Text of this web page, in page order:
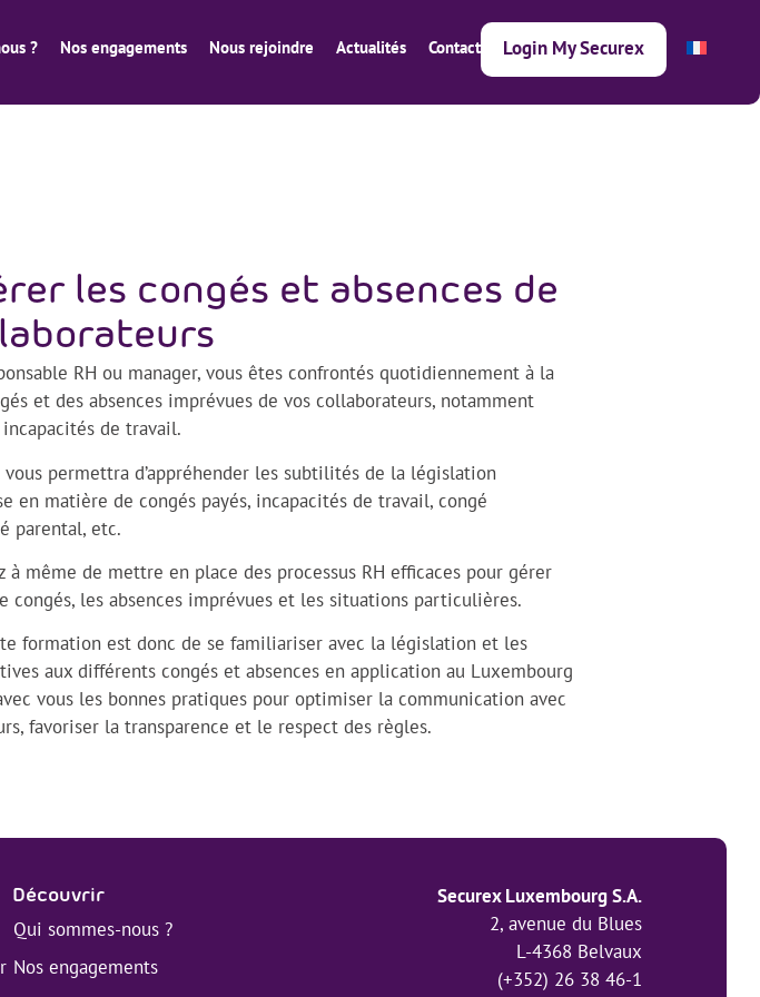
? Nos engagements Nous rejoindre Actualités Contact Login My Securex
les congés et absences de
RH ou manager, vous êtes confrontés quotidiennement à la
et des absences imprévues de vos collaborateurs, notamment
de travail.
permettra d’appréhender les subtilités de la législation
en matière de congés payés, incapacités de travail, congé
parental, etc.
à même de mettre en place des processus RH efficaces pour gérer
congés, les absences imprévues et les situations particulières.
formation est donc de se familiariser avec la législation et les
aux différents congés et absences en application au Luxembourg
vous les bonnes pratiques pour optimiser la communication avec
favoriser la transparence et le respect des règles.
Découvrir
Qui sommes-nous ?
Nos engagements
Securex Luxembourg S.A.
2, avenue du Blues
L-4368 Belvaux
(+352) 26 38 46-1